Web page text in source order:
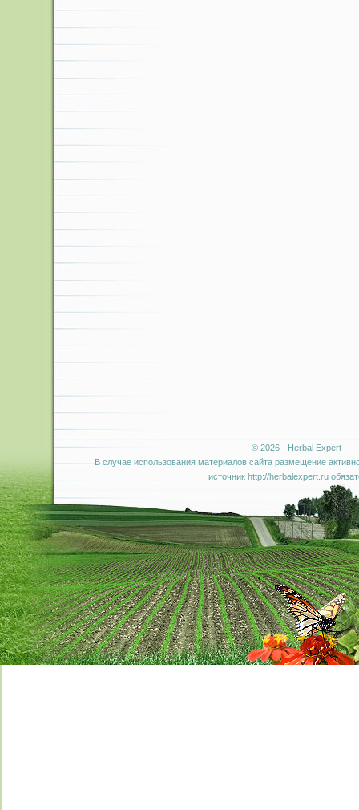
© 2026 - Herbal Expert
В случае использования материалов сайта размещение
источник http://herbalexpert.ru